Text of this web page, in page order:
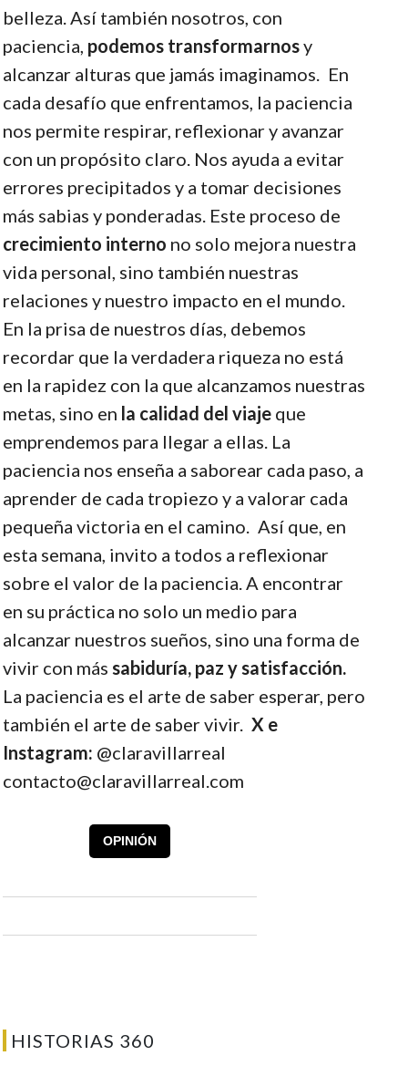
belleza. Así también nosotros, con
paciencia, podemos transformarnosy
alcanzar alturas que jamás imaginamos. En
cada desafío que enfrentamos, la paciencia
nos permite respirar, reflexionar y avanzar
con un propósito claro. Nos ayuda a evitar
errores precipitados y a tomar decisiones
más sabias y ponderadas. Este proceso de
crecimiento interno no solo mejora nuestra
vida personal, sino también nuestras
relaciones y nuestro impacto en el mundo.
En la prisa de nuestros días, debemos
recordar que la verdadera riqueza no está
en la rapidez con la que alcanzamos nuestras
metas, sino en la calidad del viajeque
emprendemos para llegar a ellas. La
paciencia nos enseña a saborear cada paso, a
aprender de cada tropiezo y a valorar cada
pequeña victoria en el camino. Así que, en
esta semana, invito a todos a reflexionar
sobre el valor de la paciencia.A encontrar
en su práctica no solo un medio para
alcanzar nuestros sueños, sino una forma de
vivir con más sabiduría, paz y satisfacción.
La paciencia es el arte de saber esperar, pero
también el arte de saber vivir. X e
Instagram: @claravillarreal
contacto@claravillarreal.com
OPINIÓN
HISTORIAS 360